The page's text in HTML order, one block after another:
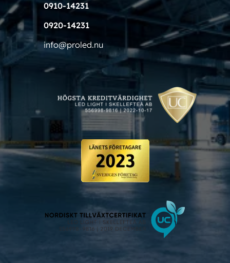
0910-14231
0920-14231
info@proled.nu